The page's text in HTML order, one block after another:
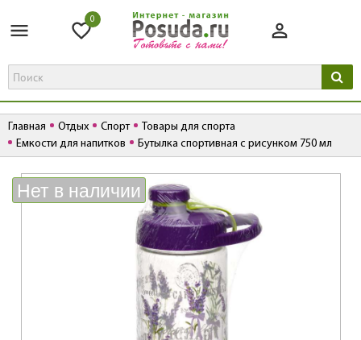
0
Главная Отдых Спорт
Товары для спорта
Емкости для напитков
Бутылка спортивная с рисунком 750 мл
Нет в наличии